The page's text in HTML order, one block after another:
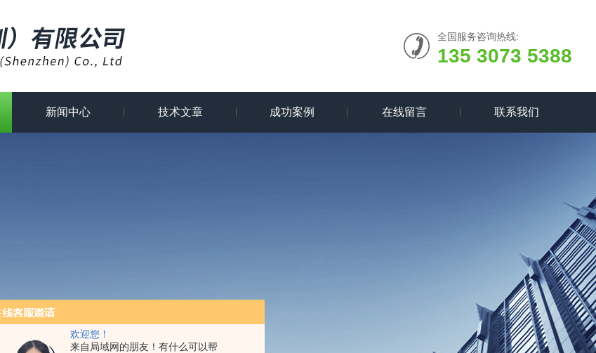
欢迎您！
来自局域网的朋友！有什么可以帮
全国服务咨询热线:
135 3073 5388
新闻中心 技术文章 成功案例 在线留言 联系我们